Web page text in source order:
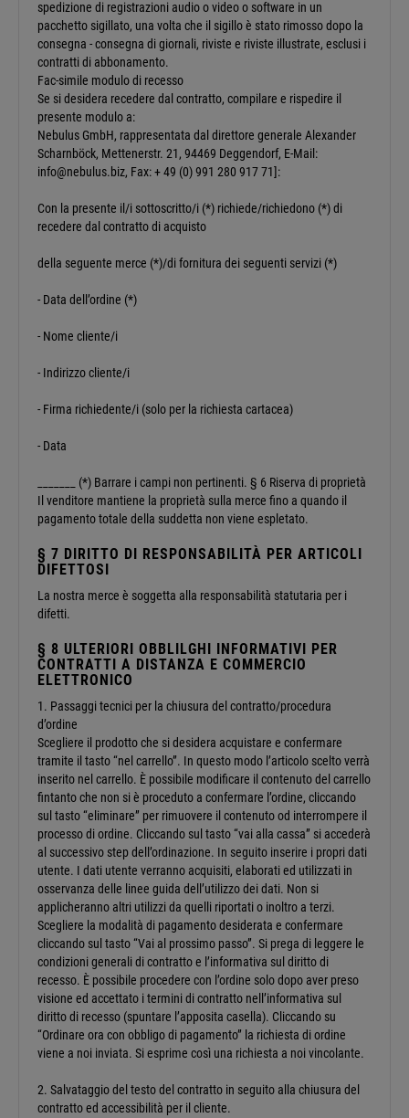
spedizione di registrazioni audio o video o software in un
pacchetto sigillato, una volta che il sigillo è stato rimosso dopo la
consegna - consegna di giornali, riviste e riviste illustrate, esclusi i
contratti di abbonamento.
Fac-simile modulo di recesso
Se si desidera recedere dal contratto, compilare e rispedire il
presente modulo a:
Nebulus GmbH, rappresentata dal direttore generale Alexander
Scharnböck, Mettenerstr. 21, 94469 Deggendorf, E-Mail:
info@nebulus.biz, Fax: + 49 (0) 991 280 917 71]:
Con la presente il/i sottoscritto/i (*) richiede/richiedono (*) di
recedere dal contratto di acquisto
della seguente merce (*)/di fornitura dei seguenti servizi (*)
- Data dell’ordine (*)
- Nome cliente/i
- Indirizzo cliente/i
- Firma richiedente/i (solo per la richiesta cartacea)
- Data
_______ (*) Barrare i campi non pertinenti. § 6 Riserva di proprietà
Il venditore mantiene la proprietà sulla merce fino a quando il
pagamento totale della suddetta non viene espletato.
§ 7 DIRITTO DI RESPONSABILITÀ PER ARTICOLI
DIFETTOSI
La nostra merce è soggetta alla responsabilità statutaria per i
difetti.
§ 8 ULTERIORI OBBLILGHI INFORMATIVI PER
CONTRATTI A DISTANZA E COMMERCIO
ELETTRONICO
1. Passaggi tecnici per la chiusura del contratto/procedura
d’ordine
Scegliere il prodotto che si desidera acquistare e confermare
tramite il tasto “nel carrello”. In questo modo l’articolo scelto verrà
inserito nel carrello. È possibile modificare il contenuto del carrello
fintanto che non si è proceduto a confermare l’ordine, cliccando
sul tasto “eliminare” per rimuovere il contenuto od interrompere il
processo di ordine. Cliccando sul tasto “vai alla cassa” si accederà
al successivo step dell’ordinazione. In seguito inserire i propri dati
utente. I dati utente verranno acquisiti, elaborati ed utilizzati in
osservanza delle linee guida dell’utilizzo dei dati. Non si
applicheranno altri utilizzi da quelli riportati o inoltro a terzi.
Scegliere la modalità di pagamento desiderata e confermare
cliccando sul tasto “Vai al prossimo passo”. Si prega di leggere le
condizioni generali di contratto e l’informativa sul diritto di
recesso. È possibile procedere con l’ordine solo dopo aver preso
visione ed accettato i termini di contratto nell’informativa sul
diritto di recesso (spuntare l’apposita casella). Cliccando su
“Ordinare ora con obbligo di pagamento” la richiesta di ordine
viene a noi inviata. Si esprime così una richiesta a noi vincolante.
2. Salvataggio del testo del contratto in seguito alla chiusura del
contratto ed accessibilità per il cliente.